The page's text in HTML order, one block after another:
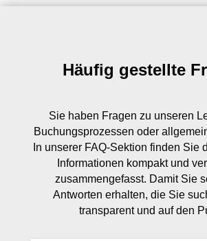
Häufig gestellte
Sie haben Fragen zu unseren
Buchungsprozessen oder
In unserer FAQ-Sektion finden Sie
Informationen kompakt und
zusammengefasst. Damit Sie
Antworten erhalten, die Sie
transparent und auf den